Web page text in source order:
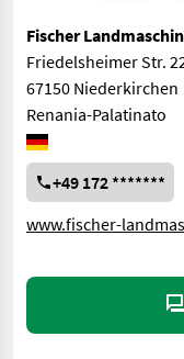
Fischer
Friedelsheimer Str.
67150 Niederkirchen
Renania-Palatinato
+49 172 *******
www.fischer-